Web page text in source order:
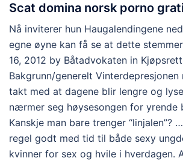
Scat domina norsk porno
Nå inviterer hun Haugalendingene
egne øyne kan få se at dette
16, 2012 by Båtadvokaten in
Bakgrunn/generelt
takt med at dagene blir lengre og
nærmer seg høysesongen for yrende
Kanskje man bare trenger “linjalen”?
regel godt med tid til både sexy
kvinner for sex og hvile i hverdagen.